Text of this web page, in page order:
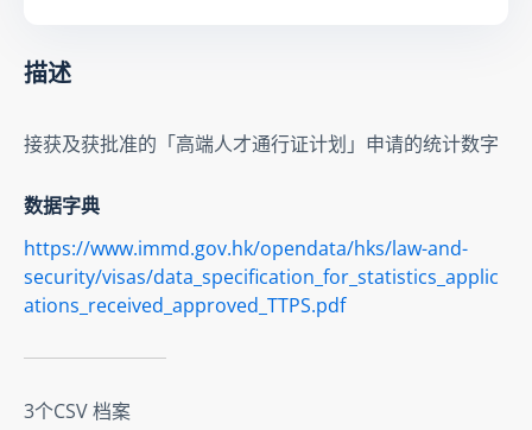
描述
接获及获批准的「高端人才通行证计划」申请的统计数字
数据字典
https://www.immd.gov.hk/opendata/hks/law-and-
security/visas/data_specification_for_statistics_applic
ations_received_approved_TTPS.pdf
3个CSV 档案